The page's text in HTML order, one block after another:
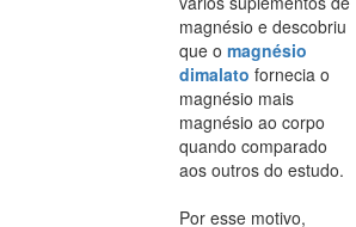
magnésio e descobriu
que o magnésio
dimalato fornecia o
magnésio mais
magnésio ao corpo
quando comparado
aos outros do estudo.
Por esse motivo,